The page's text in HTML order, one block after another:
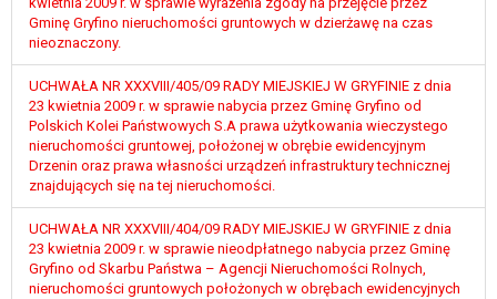
Gminę Gryfino nieruchomości gruntowych w dzierżawę na czas
nieoznaczony.
UCHWAŁA NR XXXVIII/405/09 RADY MIEJSKIEJ W GRYFINIE z dnia
23 kwietnia 2009 r. w sprawie nabycia przez Gminę Gryfino od
Polskich Kolei Państwowych S.A prawa użytkowania wieczystego
nieruchomości gruntowej, położonej w obrębie ewidencyjnym
Drzenin oraz prawa własności urządzeń infrastruktury technicznej
znajdujących się na tej nieruchomości.
UCHWAŁA NR XXXVIII/404/09 RADY MIEJSKIEJ W GRYFINIE z dnia
23 kwietnia 2009 r. w sprawie nieodpłatnego nabycia przez Gminę
Gryfino od Skarbu Państwa – Agencji Nieruchomości Rolnych,
nieruchomości gruntowych położonych w obrębach ewidencyjnych